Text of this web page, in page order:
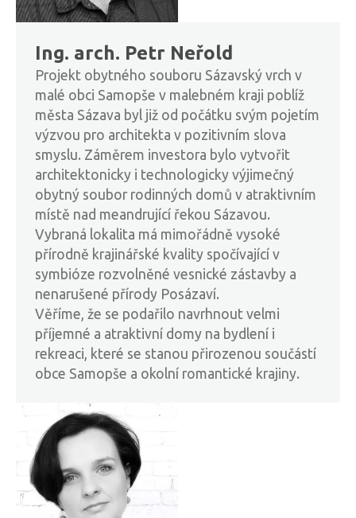
Ing. arch. Petr Neřold
Projekt obytného souboru Sázavský vrch v
malé obci Samopše v malebném kraji poblíž
města Sázava byl již od počátku svým pojetím
výzvou pro architekta v pozitivním slova
smyslu. Záměrem investora bylo vytvořit
architektonicky i technologicky výjimečný
obytný soubor rodinných domů v atraktivním
místě nad meandrující řekou Sázavou.
Vybraná lokalita má mimořádně vysoké
přírodně krajinářské kvality spočívající v
symbióze rozvolněné vesnické zástavby a
nenarušené přírody Posázaví.
Věříme, že se podařilo navrhnout velmi
příjemné a atraktivní domy na bydlení i
rekreaci, které se stanou přirozenou součástí
obce Samopše a okolní romantické krajiny.